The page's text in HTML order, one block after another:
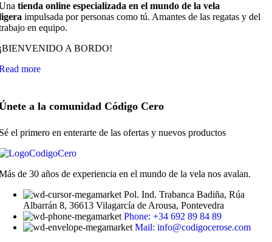
tienda online especializada en el mundo de la vela
impulsada por personas como tú. Amantes de las regatas y del
en equipo.
A BORDO!
more
a la comunidad Código Cero
el primero en enterarte de las ofertas y nuevos productos
de 30 años de experiencia en el mundo de la vela nos avalan.
Pol. Ind. Trabanca Badiña, Rúa
Albarrán 8, 36613 Vilagarcía de Arousa, Pontevedra
Phone: +34 692 89 84 89
Mail: info@codigocerose.com